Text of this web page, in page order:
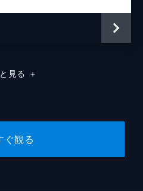
見る ＋
ぐ観る